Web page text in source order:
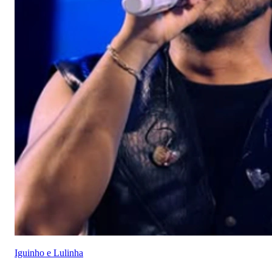
Iguinho e Lulinha